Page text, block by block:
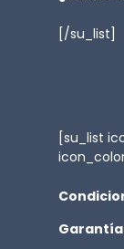
[/su_list]
[su_list